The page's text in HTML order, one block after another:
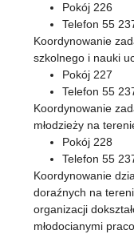
Pokój 226
Telefon 55
Koordynowanie
szkolnego i nauki
Pokój 227
Telefon 55
Koordynowanie
młodzieży na
Pokój 228
Telefon 55
Koordynowanie
doraźnych na
organizacji
młodocianymi